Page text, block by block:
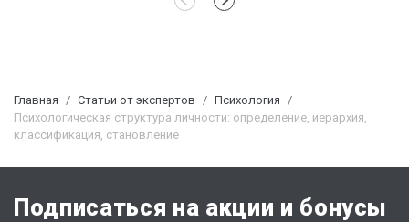
Главная Статьи от экспертов
Психология
Психологическая структура личности: определение, иерархия,
классификация, становление
Подписаться на акции и бонусы